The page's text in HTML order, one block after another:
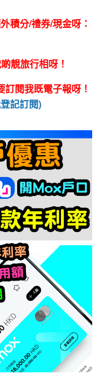
積分/禮券/現金呀：
靚旅行相呀！
閱我既電子報呀！
記訂閱)